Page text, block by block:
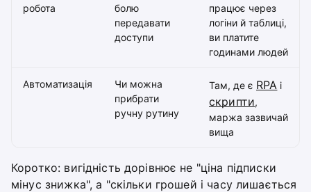
робота
болю
передавати
доступи
працює через
логіни й таблиці,
ви платите
годинами людей
Автоматизація
Чи можна
прибрати
ручну рутину
Там, де є RPA і
скрипти,
маржа зазвичай
вища
Коротко: вигідність дорівнює не "ціна підписки
мінус знижка", а "скільки грошей і часу лишається